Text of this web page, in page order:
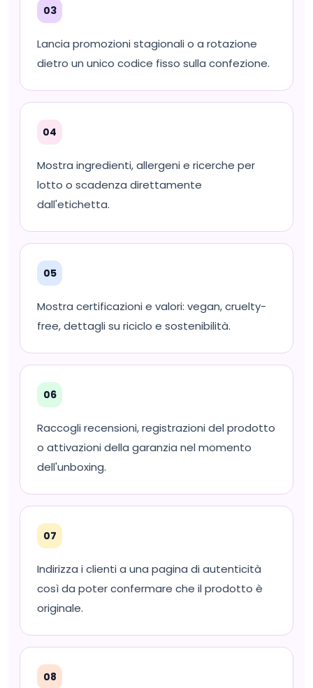
03
Lancia promozioni stagionali o a rotazione
dietro un unico codice fisso sulla confezione.
04
Mostra ingredienti, allergeni e ricerche per
lotto o scadenza direttamente
dall'etichetta.
05
Mostra certificazioni e valori: vegan, cruelty-
free, dettagli su riciclo e sostenibilità.
06
Raccogli recensioni, registrazioni del prodotto
o attivazioni della garanzia nel momento
dell'unboxing.
07
Indirizza i clienti a una pagina di autenticità
così da poter confermare che il prodotto è
originale.
08